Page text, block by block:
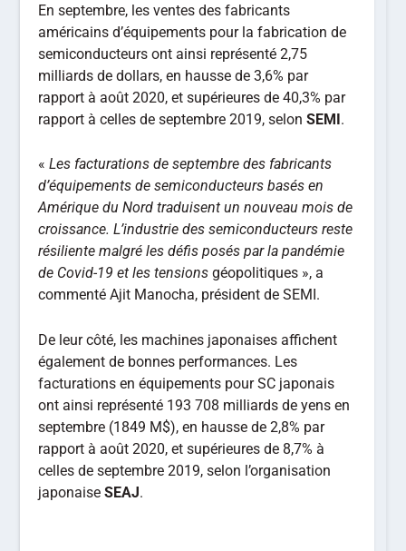
En septembre, les ventes des fabricants
américains d’équipements pour la fabrication de
semiconducteurs ont ainsi représenté 2,75
milliards de dollars, en hausse de 3,6% par
rapport à août 2020, et supérieures de 40,3% par
rapport à celles de septembre 2019, selonSEMI.
«Les facturations de septembre des fabricants
d’équipements de semiconducteurs basés en
Amérique du Nordtraduisent un nouveau mois de
croissance. L’industrie des semiconducteurs reste
résiliente malgré les défis posés par la pandémie
de Covid-19 et les tensionsgéopolitiques », a
commenté Ajit Manocha, président de SEMI.
De leur côté, les machines japonaises affichent
également de bonnes performances. Les
facturations en équipements pour SC japonais
ont ainsi représenté 193 708 milliards de yens en
septembre (1849 M$), en hausse de 2,8% par
rapport à août 2020, et supérieures de 8,7% à
celles de septembre 2019, selon l’organisation
japonaiseSEAJ.